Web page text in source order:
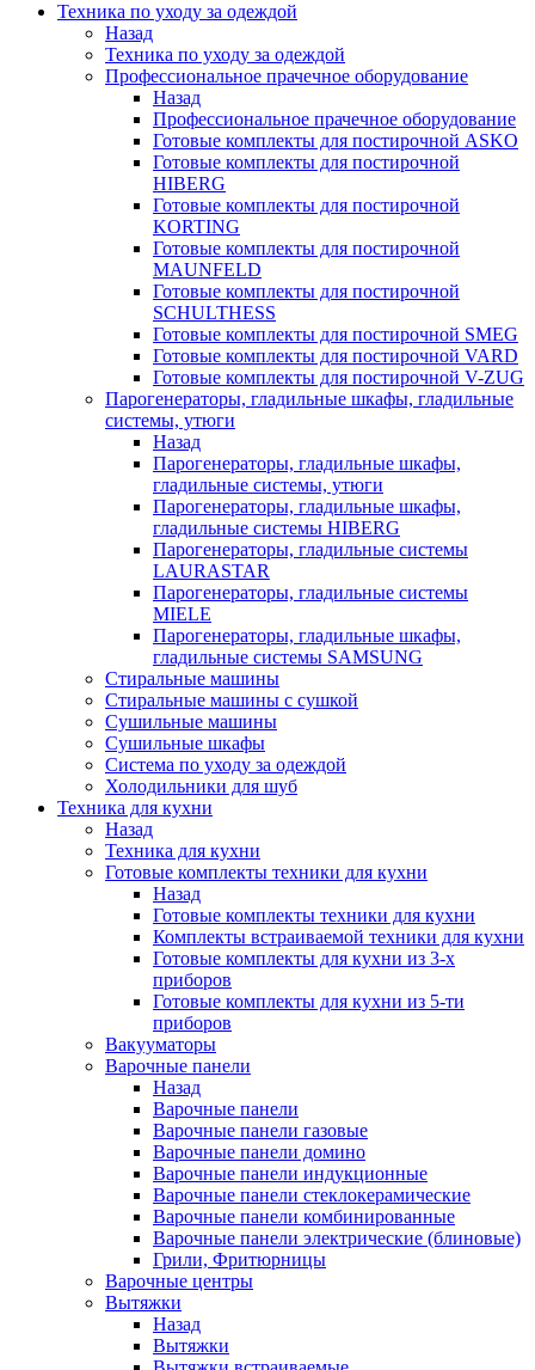
Техника по уходу за одеждой
Назад
Техника по уходу за одеждой
Профессиональное прачечное оборудование
Назад
Профессиональное прачечное оборудование
Готовые комплекты для постирочной ASKO
Готовые комплекты для постирочной
HIBERG
Готовые комплекты для постирочной
KORTING
Готовые комплекты для постирочной
MAUNFELD
Готовые комплекты для постирочной
SCHULTHESS
Готовые комплекты для постирочной SMEG
Готовые комплекты для постирочной VARD
Готовые комплекты для постирочной V-ZUG
Парогенераторы, гладильные шкафы, гладильные
системы, утюги
Назад
Парогенераторы, гладильные шкафы,
гладильные системы, утюги
Парогенераторы, гладильные шкафы,
гладильные системы HIBERG
Парогенераторы, гладильные системы
LAURASTAR
Парогенераторы, гладильные системы
MIELE
Парогенераторы, гладильные шкафы,
гладильные системы SAMSUNG
Стиральные машины
Стиральные машины с сушкой
Сушильные машины
Сушильные шкафы
Система по уходу за одеждой
Холодильники для шуб
Техника для кухни
Назад
Техника для кухни
Готовые комплекты техники для кухни
Назад
Готовые комплекты техники для кухни
Комплекты встраиваемой техники для кухни
Готовые комплекты для кухни из 3-х
приборов
Готовые комплекты для кухни из 5-ти
приборов
Вакууматоры
Варочные панели
Назад
Варочные панели
Варочные панели газовые
Варочные панели домино
Варочные панели индукционные
Варочные панели стеклокерамические
Варочные панели комбинированные
Варочные панели электрические (блиновые)
Грили, Фритюрницы
Варочные центры
Вытяжки
Назад
Вытяжки